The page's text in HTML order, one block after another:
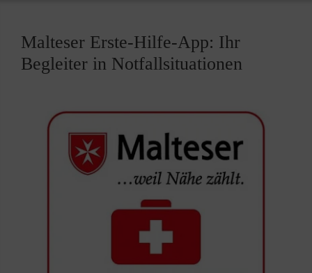
Malteser Erste-Hilfe-App: Ihr
Begleiter in Notfallsituationen